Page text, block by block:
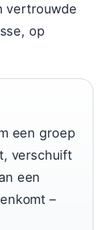
vertrouwde
op
een groep
verschuift
een
–